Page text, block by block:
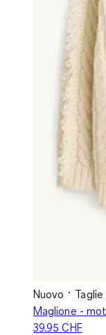
Nuovo
Maglione -
39.95 CHF